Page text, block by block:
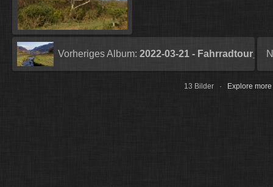
Vorheriges Album: 2022-03-21 - Fahrradtour_
13 Bilder · Explore